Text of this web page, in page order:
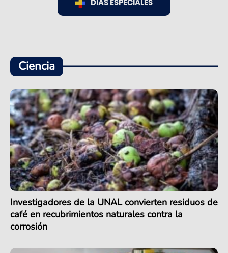
DÍAS ESPECIALES
Ciencia
Investigadores de la UNAL convierten residuos de
café en recubrimientos naturales contra la
corrosión